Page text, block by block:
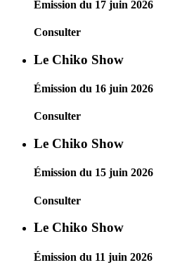
Émission du 17 juin 2026
Consulter
Le Chiko Show
Émission du 16 juin 2026
Consulter
Le Chiko Show
Émission du 15 juin 2026
Consulter
Le Chiko Show
Émission du 11 juin 2026